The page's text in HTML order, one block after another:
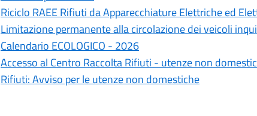
Riciclo RAEE Rifiuti da Apparecchiature Elettriche ed
Limitazione permanente alla circolazione dei veicoli
Calendario ECOLOGICO - 2026
Accesso al Centro Raccolta Rifiuti - utenze non
Rifiuti: Avviso per le utenze non domestiche